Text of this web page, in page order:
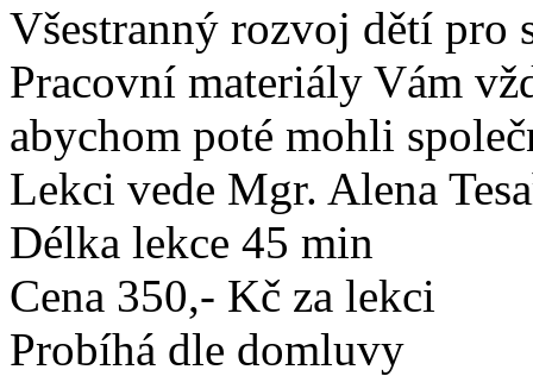
Všestranný rozvoj dětí pro
Pracovní materiály Vám
abychom poté mohli
Lekci vede Mgr. Alena
Délka lekce 45 min
Cena 350,- Kč za lekci
Probíhá dle domluvy